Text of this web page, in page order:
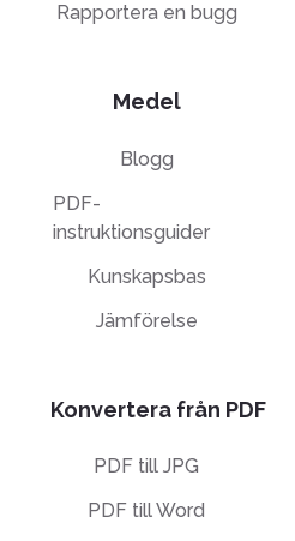
Rapportera en bugg
Medel
Blogg
PDF-
instruktionsguider
Kunskapsbas
Jämförelse
Konvertera från PDF
PDF till JPG
PDF till Word